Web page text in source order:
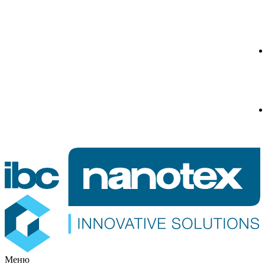
Меню